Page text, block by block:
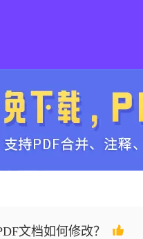
文档如何修改？